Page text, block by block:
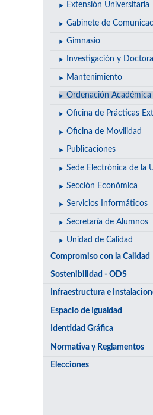
Extensión Universitaria
Gabinete de
Gimnasio
Investigación y
Mantenimiento
Ordenación Académica
Oficina de Prácticas
Oficina de Movilidad
Publicaciones
Sede Electrónica de la
Sección Económica
Servicios Informáticos
Secretaría de Alumnos
Unidad de Calidad
Compromiso con la Calidad
Sostenibilidad - ODS
Infraestructura e
Espacio de Igualdad
Identidad Gráfica
Normativa y Reglamentos
Elecciones